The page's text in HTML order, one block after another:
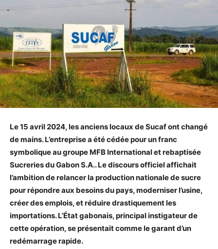
Le 15 avril 2024, les anciens locaux de Sucaf ont changé
de mains. L’entreprise a été cédée pour un franc
symbolique au groupe MFB International et rebaptisée
Sucreries du Gabon S.A.. Le discours officiel affichait
l’ambition de relancer la production nationale de sucre
pour répondre aux besoins du pays, moderniser l’usine,
créer des emplois, et réduire drastiquement les
importations. L’État gabonais, principal instigateur de
cette opération, se présentait comme le garant d’un
redémarrage rapide.